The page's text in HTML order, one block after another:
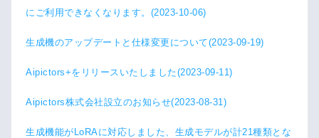
にご利用できなくなります。(2023-10-06)
生成機のアップデートと仕様変更について(2023-09-19)
Aipictors+をリリースいたしました(2023-09-11)
Aipictors株式会社設立のお知らせ(2023-08-31)
生成機能がLoRAに対応しました、生成モデルが計21種類とな